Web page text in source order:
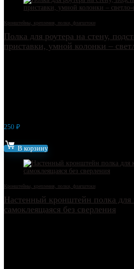
Кронштейны, крепления, полки, флагштоки
Полка для роутера на стену,
приставки, умной колонки –
250 ₽
В корзину
Кронштейны, крепления, полки, флагштоки
Настенный кронштейн полка для
самоклеящаяся без сверления